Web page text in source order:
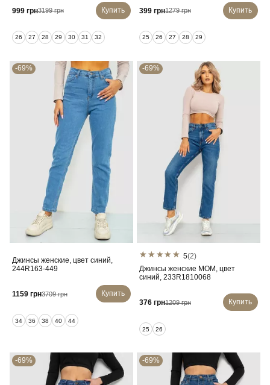
999 грн3199 грн Купить
26 27 28 29 30 31 32
399 грн1279 грн Купить
25 26 27 28 29
-69%
Джинсы женские, цвет синий,
244R163-449
1159 грн3709 грн Купить
34 36 38 40 44
-69%
5(2)
Джинсы женские MOM, цвет
синий, 233R1810068
376 грн1209 грн Купить
25 26
-69% -69%